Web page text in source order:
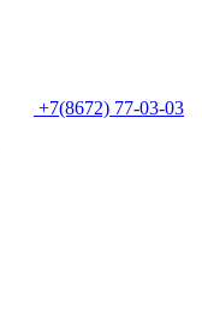
+7(8672) 77-03-03